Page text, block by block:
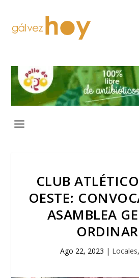
CLUB
OESTE:
ASAMBLEA
Ago 22, 2023 | Locales,